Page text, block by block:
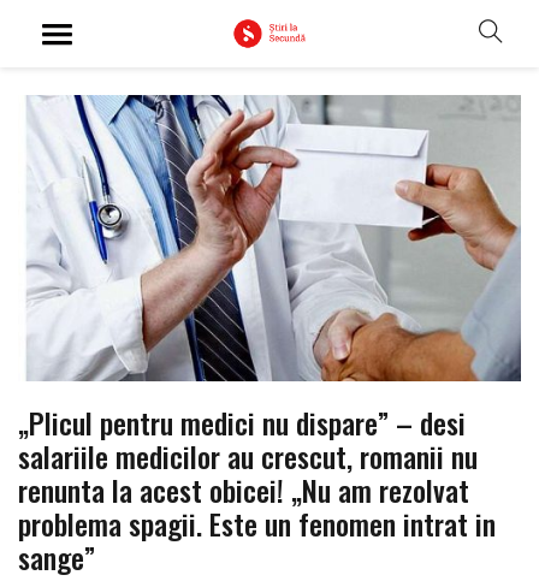
„Plicul pentru medici nu dispare” – desi
salariile medicilor au crescut, romanii nu
renunta la acest obicei! „Nu am rezolvat
problema spagii. Este un fenomen intrat in
sange”